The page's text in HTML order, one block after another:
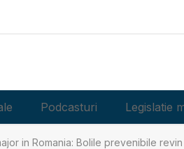
Podcasturi Legislatie
in Romania: Bolile prevenibile